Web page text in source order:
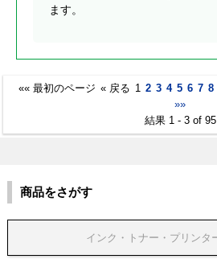
ます。
«« 最初のページ « 戻る 1 2 3 4 5 6 7 8
»»
結果 1 - 3 of 95
商品をさがす